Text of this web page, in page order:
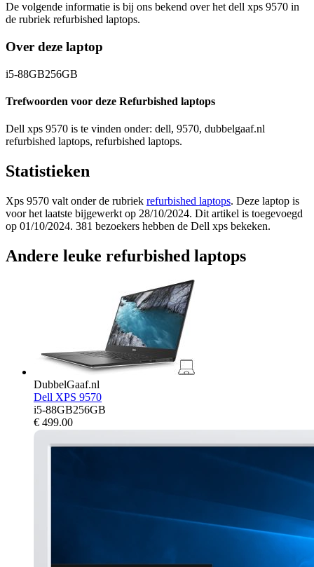
De volgende informatie is bij ons bekend over het dell xps 9570 in
de rubriek refurbished laptops.
Over deze laptop
i5-88GB256GB
Trefwoorden voor deze Refurbished laptops
Dell xps 9570 is te vinden onder: dell, 9570, dubbelgaaf.nl
refurbished laptops, refurbished laptops.
Statistieken
Xps 9570 valt onder de rubriek refurbished laptops. Deze laptop is
voor het laatste bijgewerkt op 28/10/2024. Dit artikel is toegevoegd
op 01/10/2024. 381 bezoekers hebben de Dell xps bekeken.
Andere leuke refurbished laptops
DubbelGaaf.nl
Dell XPS 9570
i5-88GB256GB
€ 499.00